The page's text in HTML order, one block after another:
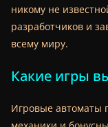
никому не
разработчиков и
всему миру.
Какие игры
Игровые автоматы